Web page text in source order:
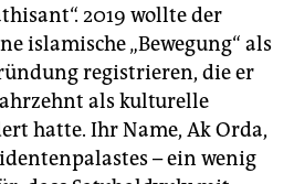
2019 wollte der
islamische „Bewegung“ als
registrieren, die er
als kulturelle
hatte. Ihr Name, Ak Orda,
– ein wenig